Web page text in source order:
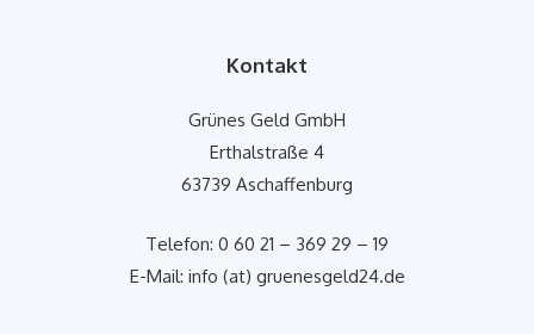
Kontakt
Grünes Geld GmbH
Erthalstraße 4
63739 Aschaffenburg
Telefon: 0 60 21 – 369 29 – 19
E-Mail: info (at) gruenesgeld24.de